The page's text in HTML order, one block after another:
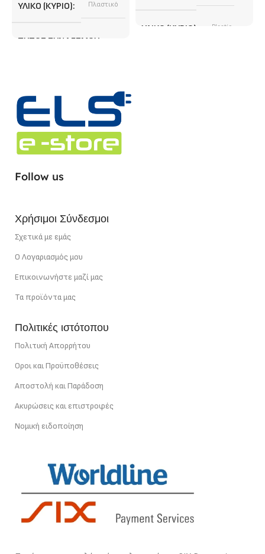
ΥΛΙΚΌ (ΚΎΡΙΟ) Πλαστικό
ΤΎΠΟΣ ΣΥΝΔΈΣΜΟΥ
ΧΡΏΜΑ (ΚΎΡΙΟ) Λευκό
ΥΛΙΚΌ (ΚΎΡΙΟ) Plastic
Follow us
Χρήσιμοι Σύνδεσμοι
Σχετικά με εμάς
Ο Λογαριασμός μου
Επικοινωνήστε μαζί μας
Τα προϊόντα μας
Πολιτικές ιστότοπου
Πολιτική Απορρήτου
Οροι και Προϋποθέσεις
Αποστολή και Παράδοση
Ακυρώσεις και επιστροφές
Νομική ειδοποίηση